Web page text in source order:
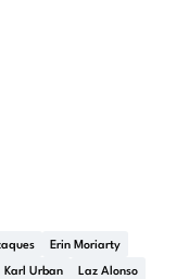
Erin Moriarty
Karl Urban Laz Alonso